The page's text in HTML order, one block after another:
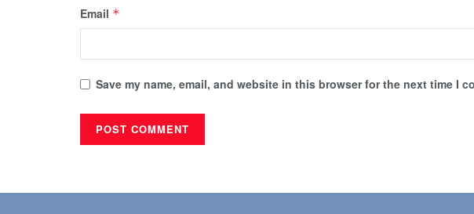
Email *
Save my name, email, and website in this browser for the next time I